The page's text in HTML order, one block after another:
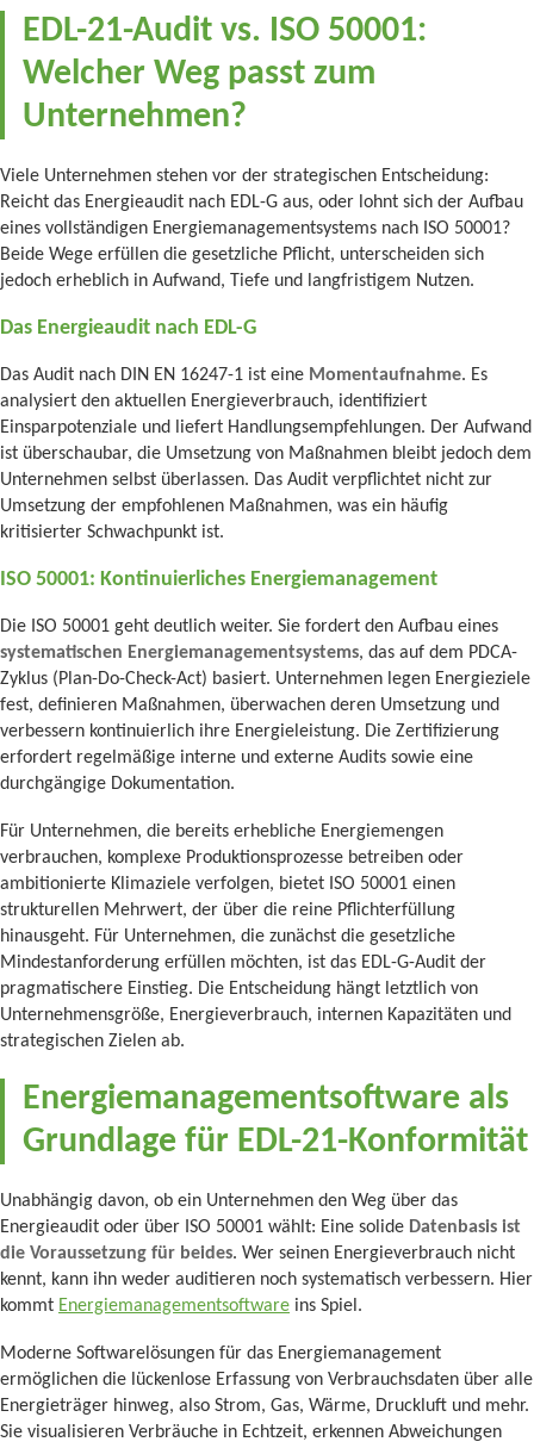
EDL-21-Audit vs. ISO 50001:
Welcher Weg passt zum
Unternehmen?
Viele Unternehmen stehen vor der strategischen Entscheidung:
Reicht das Energieaudit nach EDL-G aus, oder lohnt sich der Aufbau
eines vollständigen Energiemanagementsystems nach ISO 50001?
Beide Wege erfüllen die gesetzliche Pflicht, unterscheiden sich
jedoch erheblich in Aufwand, Tiefe und langfristigem Nutzen.
Das Energieaudit nach EDL-G
Das Audit nach DIN EN 16247-1 ist eine Momentaufnahme. Es
analysiert den aktuellen Energieverbrauch, identifiziert
Einsparpotenziale und liefert Handlungsempfehlungen. Der Aufwand
ist überschaubar, die Umsetzung von Maßnahmen bleibt jedoch dem
Unternehmen selbst überlassen. Das Audit verpflichtet nicht zur
Umsetzung der empfohlenen Maßnahmen, was ein häufig
kritisierter Schwachpunkt ist.
ISO 50001: Kontinuierliches Energiemanagement
Die ISO 50001 geht deutlich weiter. Sie fordert den Aufbau eines
systematischen Energiemanagementsystems, das auf dem PDCA-
Zyklus (Plan-Do-Check-Act) basiert. Unternehmen legen Energieziele
fest, definieren Maßnahmen, überwachen deren Umsetzung und
verbessern kontinuierlich ihre Energieleistung. Die Zertifizierung
erfordert regelmäßige interne und externe Audits sowie eine
durchgängige Dokumentation.
Für Unternehmen, die bereits erhebliche Energiemengen
verbrauchen, komplexe Produktionsprozesse betreiben oder
ambitionierte Klimaziele verfolgen, bietet ISO 50001 einen
strukturellen Mehrwert, der über die reine Pflichterfüllung
hinausgeht. Für Unternehmen, die zunächst die gesetzliche
Mindestanforderung erfüllen möchten, ist das EDL-G-Audit der
pragmatischere Einstieg. Die Entscheidung hängt letztlich von
Unternehmensgröße, Energieverbrauch, internen Kapazitäten und
strategischen Zielen ab.
Energiemanagementsoftware als
Grundlage für EDL-21-Konformität
Unabhängig davon, ob ein Unternehmen den Weg über das
Energieaudit oder über ISO 50001 wählt: Eine solide Datenbasis ist
die Voraussetzung für beides. Wer seinen Energieverbrauch nicht
kennt, kann ihn weder auditieren noch systematisch verbessern. Hier
kommt Energiemanagementsoftware ins Spiel.
Moderne Softwarelösungen für das Energiemanagement
ermöglichen die lückenlose Erfassung von Verbrauchsdaten über alle
Energieträger hinweg, also Strom, Gas, Wärme, Druckluft und mehr.
Sie visualisieren Verbräuche in Echtzeit, erkennen Abweichungen